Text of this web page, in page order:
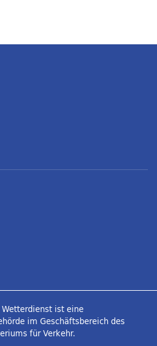
ist eine
im Geschäftsbereich des
für Verkehr.